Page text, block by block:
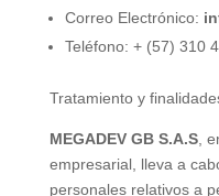
Correo Electrónico:
Teléfono: + (57) 310
Tratamiento y
MEGADEV GB S.A.S,
empresarial, lleva a
personales relativos a